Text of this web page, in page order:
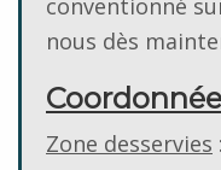
nous dès
Zone desservies